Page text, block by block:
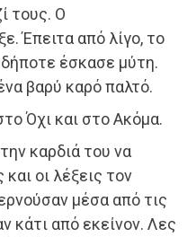
τους. Ο
Έπειτα από λίγο, το
έσκασε μύτη.
βαρύ καρό παλτό.
Όχι και στο Ακόμα.
καρδιά του να
οι λέξεις τον
μέσα από τις
κάτι από εκείνον. Λες